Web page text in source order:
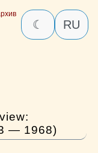
☾ RU
— 1968)